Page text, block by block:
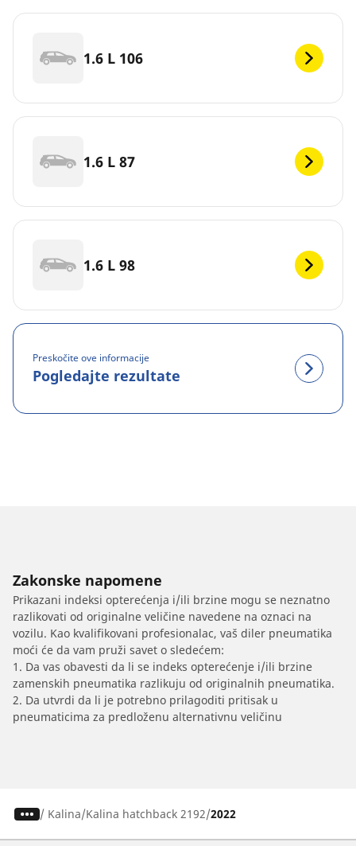
1.6 L 106
1.6 L 87
1.6 L 98
Preskočite ove informacije
Pogledajte rezultate
Zakonske napomene
Prikazani indeksi opterećenja i/ili brzine mogu se neznatno
razlikovati od originalne veličine navedene na oznaci na
vozilu. Kao kvalifikovani profesionalac, vaš diler pneumatika
moći će da vam pruži savet o sledećem:
1. Da vas obavesti da li se indeks opterećenje i/ili brzine
zamenskih pneumatika razlikuju od originalnih pneumatika.
2. Da utvrdi da li je potrebno prilagoditi pritisak u
pneumaticima za predloženu alternativnu veličinu
/ Kalina Kalina hatchback 2192 2022